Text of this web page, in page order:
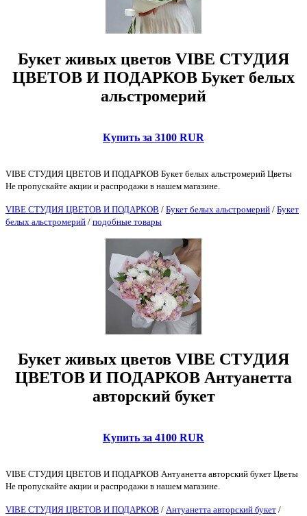
Букет живых цветов VIBE СТУДИЯ
ЦВЕТОВ И ПОДАРКОВ Букет белых
альстромерий
Купить за 3100 RUR
VIBE СТУДИЯ ЦВЕТОВ И ПОДАРКОВ Букет белых альстромерий Цветы
Не пропускайте акции и распродажи в нашем магазине.
VIBE СТУДИЯ ЦВЕТОВ И ПОДАРКОВ / Букет белых альстромерий / Букет
белых альстромерий / подобные товары
Букет живых цветов VIBE СТУДИЯ
ЦВЕТОВ И ПОДАРКОВ Антуанетта
авторский букет
Купить за 4100 RUR
VIBE СТУДИЯ ЦВЕТОВ И ПОДАРКОВ Антуанетта авторский букет Цветы
Не пропускайте акции и распродажи в нашем магазине.
VIBE СТУДИЯ ЦВЕТОВ И ПОДАРКОВ / Антуанетта авторский букет /